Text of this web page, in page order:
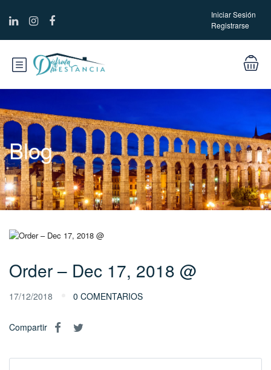
Iniciar Sesión
Registrarse
Blog
Order – Dec 17, 2018 @
17/12/2018 0 COMENTARIOS
Compartir